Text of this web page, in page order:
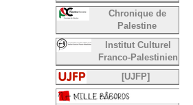
Chronique de
Palestine
Institut Culturel
Franco-Palestinien
[UJFP]